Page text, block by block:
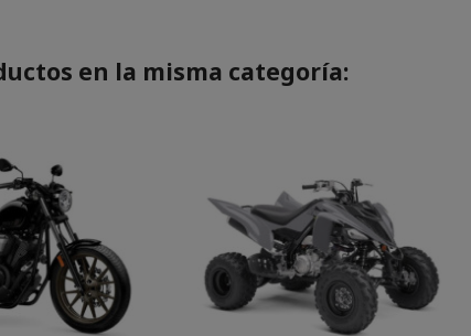
en la misma categoría: